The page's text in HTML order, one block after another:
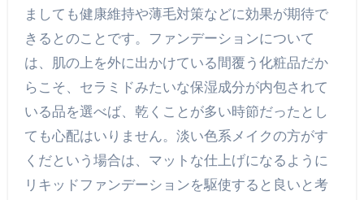
ましても健康維持や薄毛対策などに効果が期待で
きるとのことです。ファンデーションについて
は、肌の上を外に出かけている間覆う化粧品だか
らこそ、セラミドみたいな保湿成分が内包されて
いる品を選べば、乾くことが多い時節だったとし
ても心配はいりません。淡い色系メイクの方がす
くだという場合は、マットな仕上げになるように
リキッドファンデーションを駆使すると良いと考